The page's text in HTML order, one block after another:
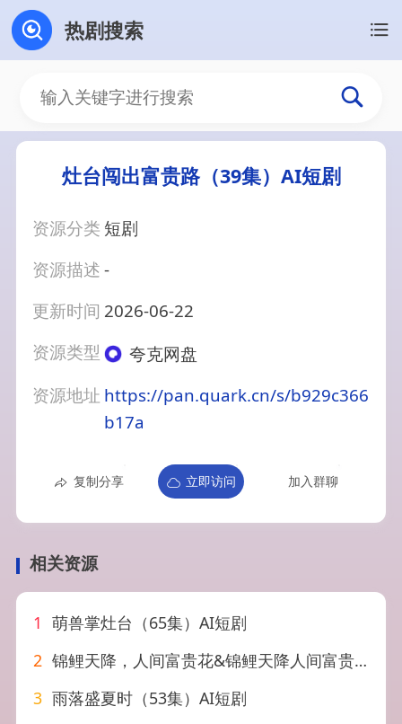
热剧搜索
灶台闯出富贵路（39集）AI短剧
资源分类 短剧
资源描述-
更新时间 2026-06-22
资源类型
夸克网盘
资源地址 https://pan.quark.cn/s/b929c366
b17a
复制分享 立即访问 加入群聊
相关资源
1 萌兽掌灶台（65集）AI短剧
2 锦鲤天降，人间富贵花&锦鲤天降人间富贵花（62集）AI短剧
3 雨落盛夏时（53集）AI短剧